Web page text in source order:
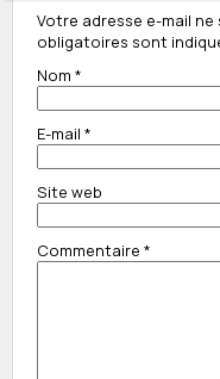
Votre adresse e-mail ne
obligatoires sont
Nom *
E-mail *
Site web
Commentaire *